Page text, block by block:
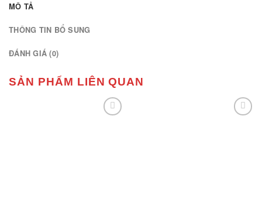
MÔ TẢ
THÔNG TIN BỔ SUNG
ĐÁNH GIÁ (0)
SẢN PHẨM LIÊN QUAN